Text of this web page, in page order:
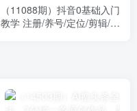
（11088期）抖音0基础入门
教学 注册/养号/定位/剪辑/剧